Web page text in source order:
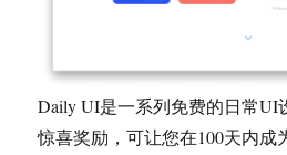
Daily UI是一系列免费的日常UI
惊喜奖励，可让您在100天内成